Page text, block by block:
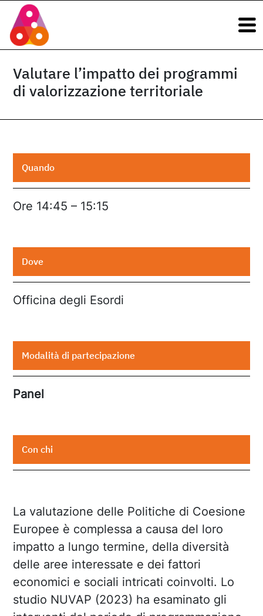
Vai al contenuto
Navigazione principale
Navigazione principale
Valutare l’impatto dei programmi
di valorizzazione territoriale
Quando
Ore 14:45 – 15:15
Dove
Officina degli Esordi
Modalità di partecipazione
Panel
Con chi
La valutazione delle Politiche di Coesione
Europee è complessa a causa del loro
impatto a lungo termine, della diversità
delle aree interessate e dei fattori
economici e sociali intricati coinvolti. Lo
studio NUVAP (2023) ha esaminato gli